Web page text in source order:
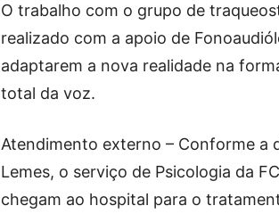
O trabalho com o grupo de
realizado com a apoio de
adaptarem a nova realidade na
total da voz.
Atendimento externo – Conforme a
Lemes, o serviço de Psicologia da
chegam ao hospital para o